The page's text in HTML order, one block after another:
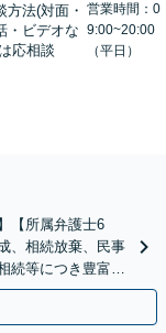
方法(対面・
・ビデオな
応相談
営業時間：0
9:00~20:00
（平日）
【所属弁護士6
、相続放棄、民事
続等につき豊富な